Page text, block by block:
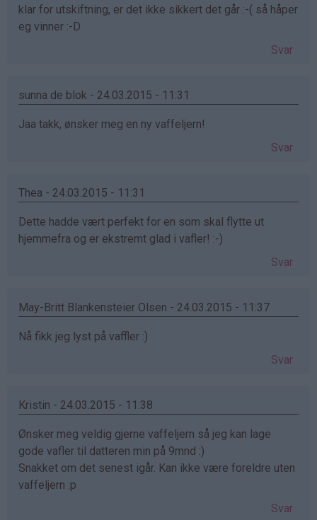
klar for utskiftning, er det ikke sikkert det går :-( så håper
eg vinner :-D
Svar
sunna de blok - 24.03.2015 - 11:31
Jaa takk, ønsker meg en ny vaffeljern!
Svar
Thea - 24.03.2015 - 11:31
Dette hadde vært perfekt for en som skal flytte ut
hjemmefra og er ekstremt glad i vafler! :-)
Svar
May-Britt Blankensteier Olsen - 24.03.2015 - 11:37
Nå fikk jeg lyst på vaffler :)
Svar
Kristin - 24.03.2015 - 11:38
Ønsker meg veldig gjerne vaffeljern så jeg kan lage
gode vafler til datteren min på 9mnd :)
Snakket om det senest igår. Kan ikke være foreldre uten
vaffeljern :p
Svar